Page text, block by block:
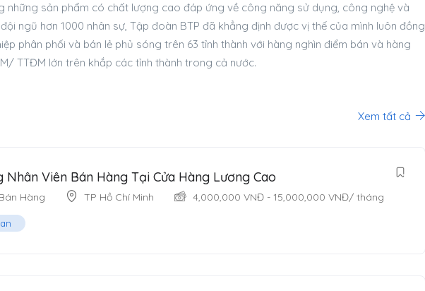
những sản phẩm có chất lượng cao đáp ứng về công năng sử dụng, công nghệ và
ngũ hơn 1000 nhân sự, Tập đoàn BTP đã khẳng định được vị thế của mình luôn đồng
phân phối và bán lẻ phủ sóng trên 63 tỉnh thành với hàng nghìn điểm bán và hàng
TTĐM lớn trên khắp các tỉnh thành trong cả nước.
Xem tất cả
Nhân Viên Bán Hàng Tại Cửa Hàng Lương Cao
Hàng TP Hồ Chí Minh 4,000,000 VNĐ - 15,000,000 VNĐ/ tháng